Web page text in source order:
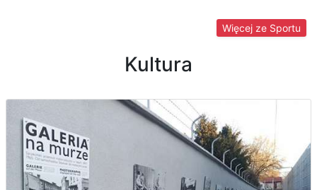
Więcej ze Sportu
Kultura